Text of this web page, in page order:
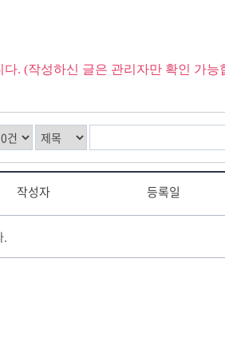
. (작성하신 글은 관리자만 확인 가능
작성자 등록일